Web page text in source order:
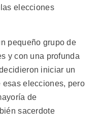
elecciones
pequeño grupo de
y con una profunda
iniciar un
esas elecciones, pero
de
sacerdote